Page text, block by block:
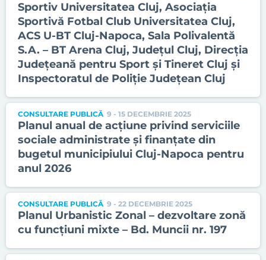
Sportiv Universitatea Cluj, Asociația
Sportivă Fotbal Club Universitatea Cluj,
ACS U-BT Cluj-Napoca, Sala Polivalentă
S.A. – BT Arena Cluj, Județul Cluj, Direcția
Județeană pentru Sport și Tineret Cluj și
Inspectoratul de Poliție Județean Cluj
CONSULTARE PUBLICĂ 9 - 15 DECEMBRIE 2025
Planul anual de acțiune privind serviciile
sociale administrate și finanțate din
bugetul municipiului Cluj-Napoca pentru
anul 2026
CONSULTARE PUBLICĂ 9 - 22 DECEMBRIE 2025
Planul Urbanistic Zonal – dezvoltare zonă
cu funcțiuni mixte – Bd. Muncii nr. 197